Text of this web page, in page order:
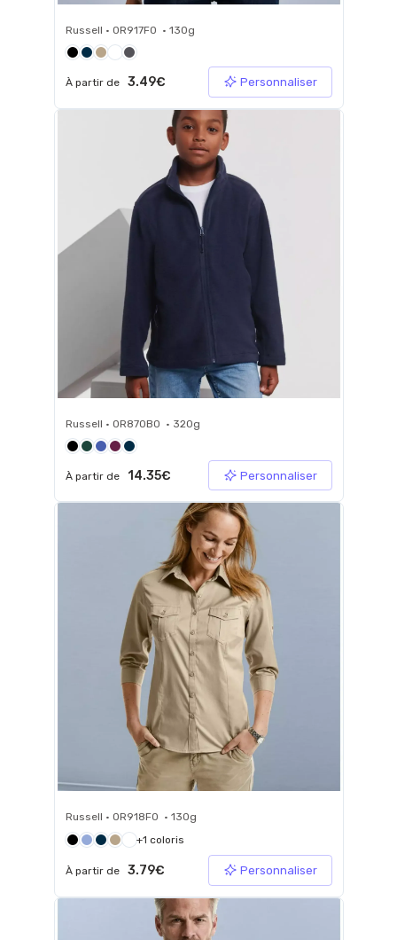
Russell • 0R917F0 • 130g
À partir de 3.49€ Personnaliser
Russell • 0R870B0 • 320g
À partir de 14.35€ Personnaliser
Russell • 0R918F0 • 130g
+1 coloris
À partir de 3.79€ Personnaliser